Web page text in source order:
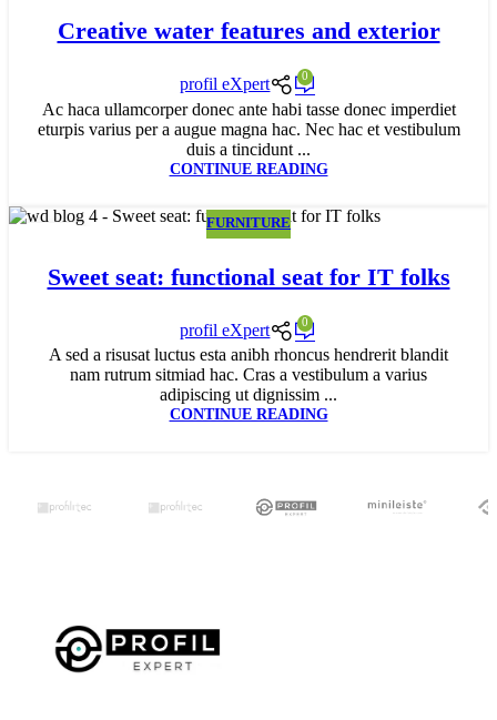
Creative water features and exterior
profil eXpert 0
Ac haca ullamcorper donec ante habi tasse donec imperdiet
eturpis varius per a augue magna hac. Nec hac et vestibulum
duis a tincidunt ...
CONTINUE READING
FURNITURE
Sweet seat: functional seat for IT folks
profil eXpert 0
A sed a risusat luctus esta anibh rhoncus hendrerit blandit
nam rutrum sitmiad hac. Cras a vestibulum a varius
adipiscing ut dignissim ...
CONTINUE READING